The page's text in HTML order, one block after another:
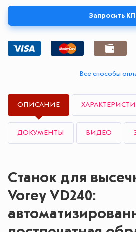
Запросить КП
Все способы
ОПИСАНИЕ
ДОКУМЕНТЫ ВИДЕО
Станок для
Vorey VD240: